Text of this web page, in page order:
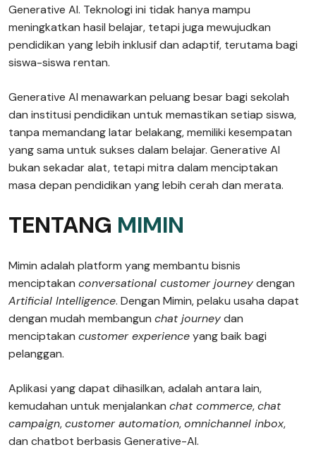
Generative AI. Teknologi ini tidak hanya mampu
meningkatkan hasil belajar, tetapi juga mewujudkan
pendidikan yang lebih inklusif dan adaptif, terutama bagi
siswa-siswa rentan.
Generative AI menawarkan peluang besar bagi sekolah
dan institusi pendidikan untuk memastikan setiap siswa,
tanpa memandang latar belakang, memiliki kesempatan
yang sama untuk sukses dalam belajar. Generative AI
bukan sekadar alat, tetapi mitra dalam menciptakan
masa depan pendidikan yang lebih cerah dan merata.
TENTANG MIMIN
Mimin adalah platform yang membantu bisnis
menciptakan conversational customer journeydengan
Artificial Intelligence. Dengan Mimin, pelaku usaha dapat
dengan mudah membangun chat journeydan
menciptakan customer experienceyang baik bagi
pelanggan.
Aplikasi yang dapat dihasilkan, adalah antara lain,
kemudahan untuk menjalankan chat commerce,chat
campaign,customer automation,omnichannel inbox,
dan chatbot berbasis Generative-AI.